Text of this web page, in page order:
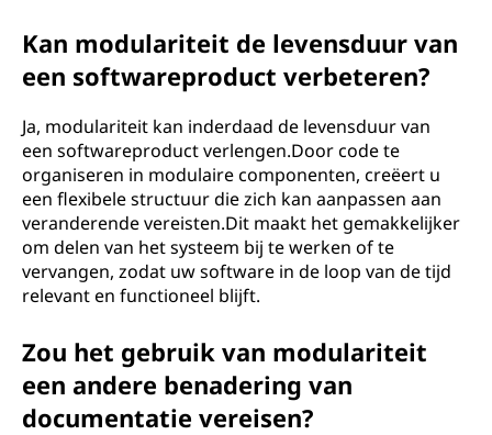
Kan modulariteit de levensduur van
een softwareproduct verbeteren?
Ja, modulariteit kan inderdaad de levensduur van
een softwareproduct verlengen.Door code te
organiseren in modulaire componenten, creëert u
een flexibele structuur die zich kan aanpassen aan
veranderende vereisten.Dit maakt het gemakkelijker
om delen van het systeem bij te werken of te
vervangen, zodat uw software in de loop van de tijd
relevant en functioneel blijft.
Zou het gebruik van modulariteit
een andere benadering van
documentatie vereisen?